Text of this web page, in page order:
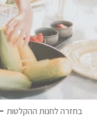
בחזרה לחנות ההקלטות